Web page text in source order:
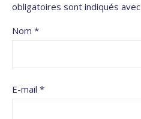
obligatoires sont indiqués avec
Nom *
E-mail *